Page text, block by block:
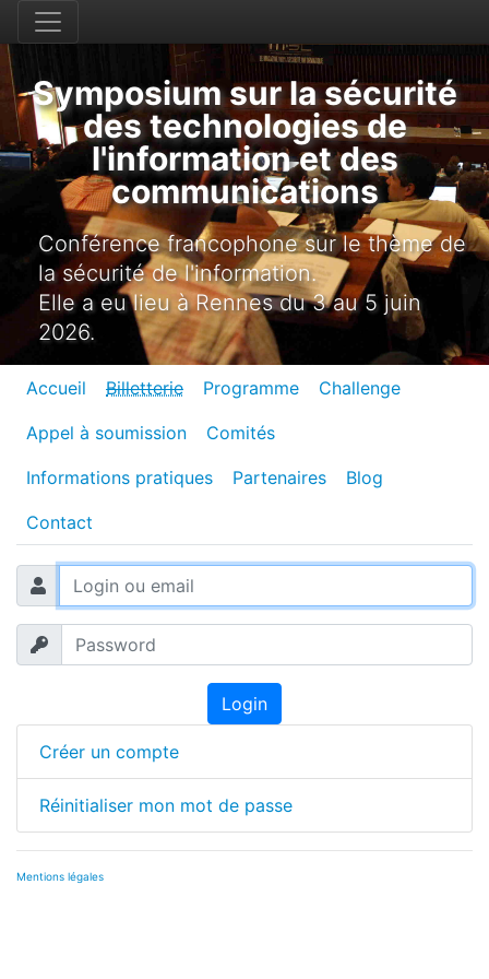
Symposium sur la sécurité
des technologies de
l'information et des
communications
Conférence francophone sur le thème de
la sécurité de l'information.
Elle a eu lieu à Rennes du 3 au 5 juin
2026.
Accueil Billetterie Programme Challenge
Appel à soumission Comités
Informations pratiques Partenaires Blog
Contact
Login
Créer un compte
Réinitialiser mon mot de passe
Mentions légales